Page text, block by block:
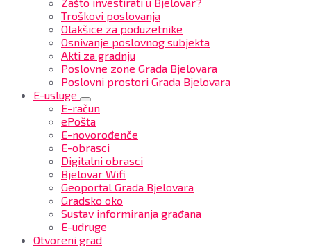
Troškovi poslovanja
Olakšice za poduzetnike
Osnivanje poslovnog subjekta
Akti za gradnju
Poslovne zone Grada Bjelovara
Poslovni prostori Grada Bjelovara
E-usluge
E-račun
ePošta
E-novorođenče
E-obrasci
Digitalni obrasci
Bjelovar Wifi
Geoportal Grada Bjelovara
Gradsko oko
Sustav informiranja građana
E-udruge
Otvoreni grad